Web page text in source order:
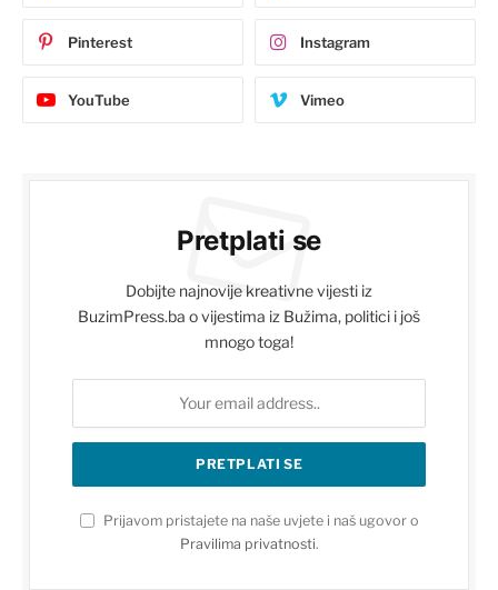
Pinterest Instagram
YouTube Vimeo
Pretplati se
Dobijte najnovije kreativne vijesti iz
BuzimPress.ba o vijestima iz Bužima, politici i još
mnogo toga!
Prijavom pristajete na naše uvjete i naš ugovor o
Pravilima privatnosti.